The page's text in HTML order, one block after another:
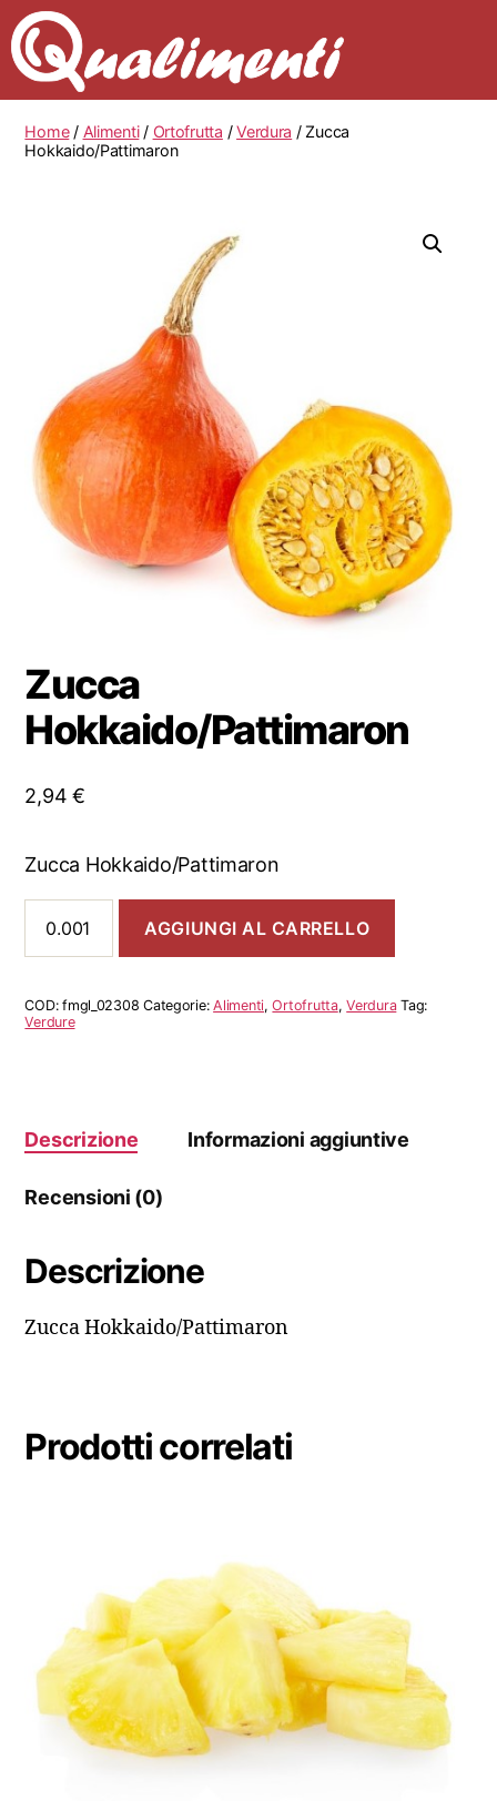
Home/ Alimenti/ Ortofrutta /Verdura / Zucca
Hokkaido/Pattimaron
Zucca
Hokkaido/Pattimaron
2,94€
Zucca Hokkaido/Pattimaron
Hokkaido/Pattimaron
quantità
AGGIUNGI AL CARRELLO
COD:fmgl_02308 Categorie:Alimenti,Ortofrutta,Verdura Tag:
Verdure
Descrizione Informazioni aggiuntive
Recensioni (0)
Descrizione
Zucca Hokkaido/Pattimaron
Prodotti correlati